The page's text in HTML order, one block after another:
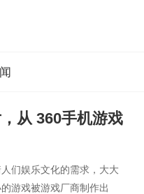
从 360手机游戏
人们娱乐文化的需求，大大
游戏被游戏厂商制作出